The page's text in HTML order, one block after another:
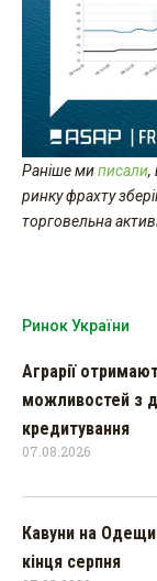
Раніше миписали,
ринку фрахту
торговельна
Ринок України
Аграрії
можливостей з
кредитування
07.08.2026
Кавуни на
кінця серпня